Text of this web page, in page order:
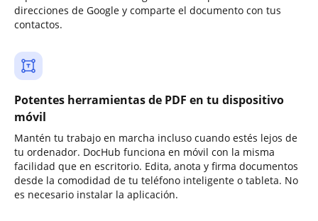
direcciones de Google y comparte el documento con tus
contactos.
Potentes herramientas de PDF en tu dispositivo
móvil
Mantén tu trabajo en marcha incluso cuando estés lejos de
tu ordenador. DocHub funciona en móvil con la misma
facilidad que en escritorio. Edita, anota y firma documentos
desde la comodidad de tu teléfono inteligente o tableta. No
es necesario instalar la aplicación.